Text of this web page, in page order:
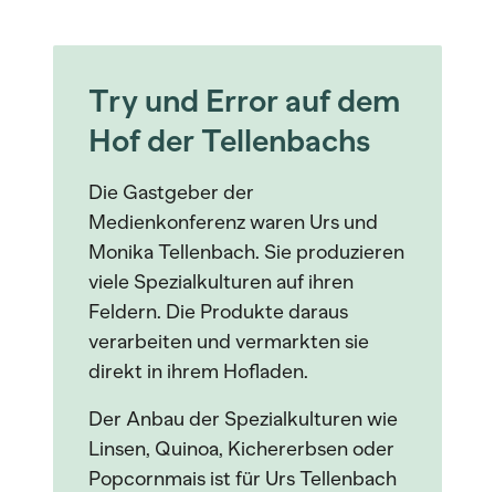
Try und Error auf dem
Hof der Tellenbachs
Die Gastgeber der
Medienkonferenz waren Urs und
Monika Tellenbach. Sie produzieren
viele Spezialkulturen auf ihren
Feldern. Die Produkte daraus
verarbeiten und vermarkten sie
direkt in ihrem Hofladen.
Der Anbau der Spezialkulturen wie
Linsen, Quinoa, Kichererbsen oder
Popcornmais ist für Urs Tellenbach